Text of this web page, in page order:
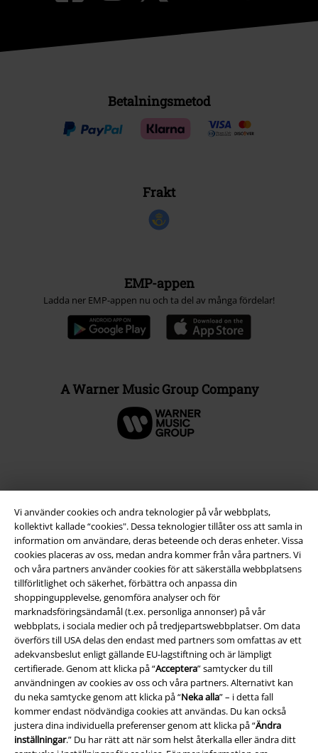
Vi använder cookies och andra teknologier på vår webbplats,
kollektivt kallade “cookies". Dessa teknologier tillåter oss att samla in
information om användare, deras beteende och deras enheter. Vissa
cookies placeras av oss, medan andra kommer från våra partners. Vi
och våra partners använder cookies för att säkerställa webbplatsens
tillförlitlighet och säkerhet, förbättra och anpassa din
shoppingupplevelse, genomföra analyser och för
marknadsföringsändamål (t.ex. personliga annonser) på vår
webbplats, i sociala medier och på tredjepartswebbplatser. Om data
överförs till USA delas den endast med partners som omfattas av ett
adekvansbeslut enligt gällande EU-lagstiftning och är lämpligt
certifierade. Genom att klicka på “Acceptera” samtycker du till
användningen av cookies av oss och våra partners. Alternativt kan
du neka samtycke genom att klicka på “Neka alla” – i detta fall
kommer endast nödvändiga cookies att användas. Du kan också
justera dina individuella preferenser genom att klicka på “Ändra
inställningar.” Du har rätt att när som helst återkalla eller ändra ditt
Betalningsmetod
Frakt
EMP-appen
Ladda ner EMP-appen nu och ta del av många fördelar!
A Warner Music Group Company
Juridisk information/Villkor
Villkor
Om oss
Ladda ner villkoren
Avfallshantering och miljöskydd
Försäkran om överensstämmelse